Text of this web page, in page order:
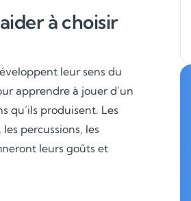
à choisir
leur sens du
apprendre à jouer d’un
qu’ils produisent. Les
les percussions, les
leurs goûts et